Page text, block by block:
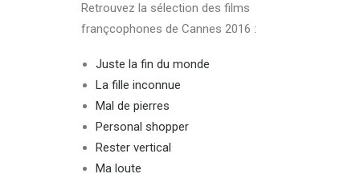
Retrouvez la sélection des films
françcophones de Cannes 2016 :
Juste la fin du monde
La fille inconnue
Mal de pierres
Personal shopper
Rester vertical
Ma loute